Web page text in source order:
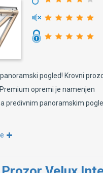
pogled! Krovni
Premium opremi je namenjen
predivnim panoramskim